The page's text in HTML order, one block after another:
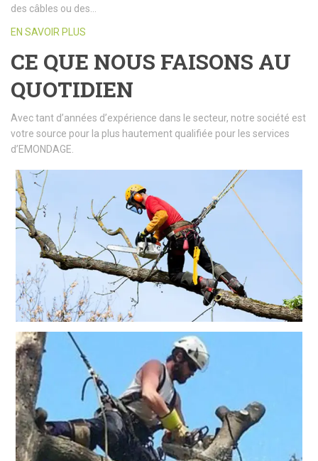
des câbles ou des…
EN SAVOIR PLUS
CE QUE NOUS FAISONS AU
QUOTIDIEN
Avec tant d’années d’expérience dans le secteur, notre société est
votre source pour la plus hautement qualifiée pour les services
d’EMONDAGE.